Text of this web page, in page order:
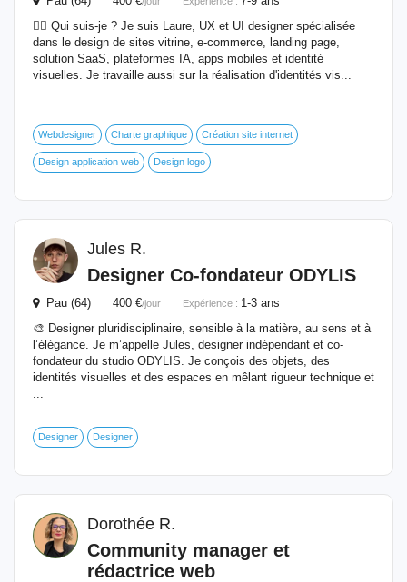
🙋‍♀️ Qui suis-je ? Je suis Laure, UX et UI designer spécialisée
dans le design de sites vitrine, e-commerce, landing page,
solution SaaS, plateformes IA, apps mobiles et identité
visuelles. Je travaille aussi sur la réalisation d'identités vis...
Webdesigner Charte graphique Création site internet
Design application web Design logo
Jules R.
Designer Co-fondateur ODYLIS
Pau (64) 400 €/jour Expérience : 1-3 ans
🎨 Designer pluridisciplinaire, sensible à la matière, au sens et à
l’élégance. Je m’appelle Jules, designer indépendant et co-
fondateur du studio ODYLIS. Je conçois des objets, des
identités visuelles et des espaces en mêlant rigueur technique et
...
Designer Designer
Dorothée R.
Community manager et
rédactrice web